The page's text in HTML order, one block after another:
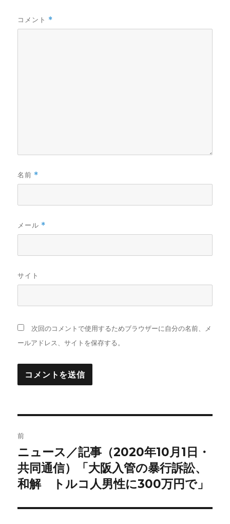
コメント *
名前 *
メール *
サイト
次回のコメントで使用するためブラウザーに自分の名前、メ
ールアドレス、サイトを保存する。
稿
ナ
ビ
ゲ
前
前
の
投
ニュース／記事（2020年10月1日・
共同通信）「大阪入管の暴行訴訟、
和解 トルコ人男性に300万円で」